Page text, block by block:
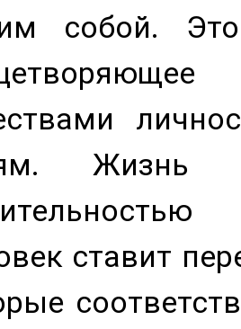
собой.
Жизнь
ставит